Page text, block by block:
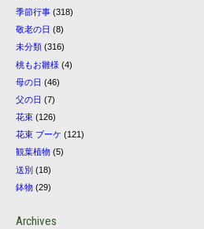
季節行事 (318)
敬老の日 (8)
未分類 (316)
桃もお雛様 (4)
母の日 (46)
父の日 (7)
花束 (126)
花束 ブーケ (121)
観葉植物 (5)
送別 (18)
鉢物 (29)
Archives